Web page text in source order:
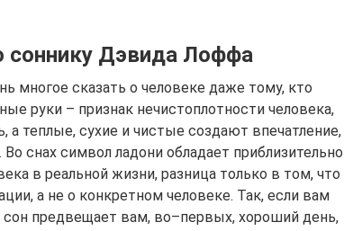
соннику Дэвида Лоффа
многое сказать о человеке даже тому, кто
руки – признак нечистоплотности человека,
теплые, сухие и чистые создают впечатление,
снах символ ладони обладает приблизительно
в реальной жизни, разница только в том, что
а не о конкретном человеке. Так, если вам
сон предвещает вам, во–первых, хороший день,